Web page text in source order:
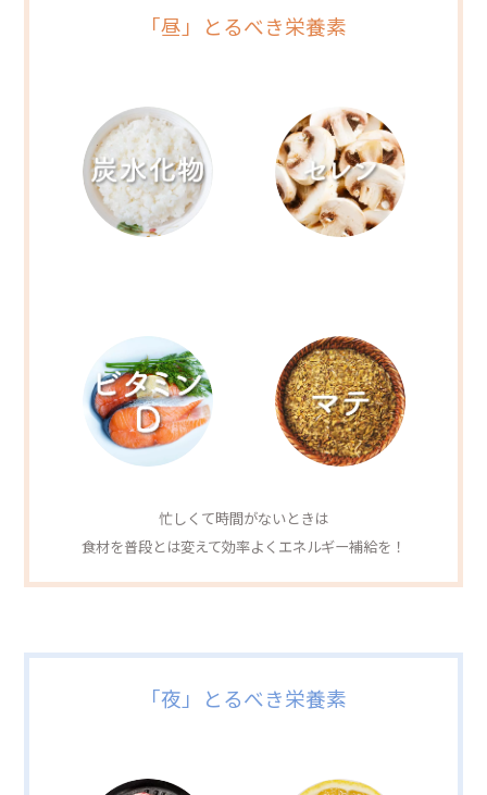
「昼」とるべき栄養素
忙しくて時間がないときは
食材を普段とは変えて効率よくエネルギー補給を！
「夜」とるべき栄養素